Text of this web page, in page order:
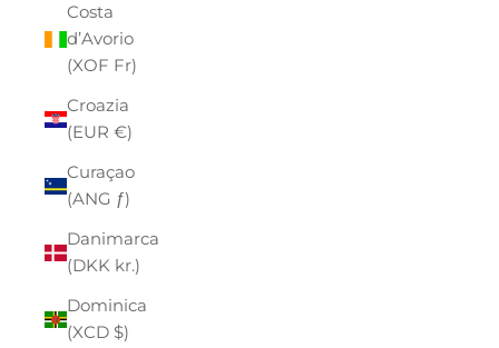
Costa
d’Avorio
(XOF Fr)
Croazia
(EUR €)
Curaçao
(ANG ƒ)
Danimarca
(DKK kr.)
Dominica
(XCD $)